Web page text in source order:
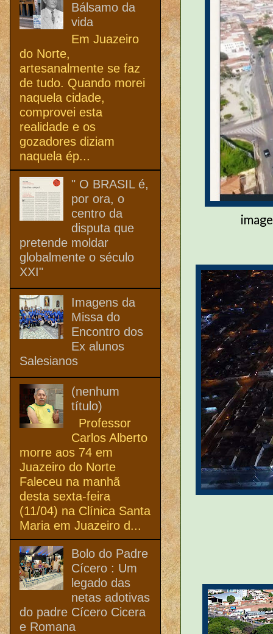
Bálsamo da
vida
Em Juazeiro
do Norte,
artesanalmente se faz
de tudo. Quando morei
naquela cidade,
comprovei esta
realidade e os
gozadores diziam
naquela ép...
" O BRASIL é,
por ora, o
centro da
disputa que
pretende moldar
globalmente o século
XXI"
Imagens da
Missa do
Encontro dos
Ex alunos
Salesianos
(nenhum
título)
Professor
Carlos Alberto
morre aos 74 em
Juazeiro do Norte
Faleceu na manhã
desta sexta-feira
(11/04) na Clínica Santa
Maria em Juazeiro d...
Bolo do Padre
Cícero : Um
legado das
netas adotivas
do padre Cícero Cicera
e Romana